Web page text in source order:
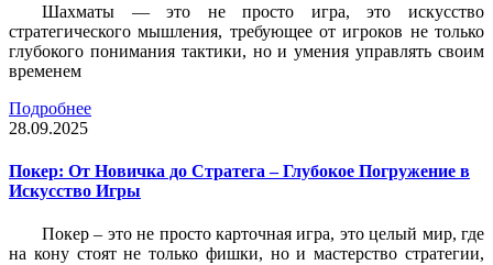
Шахматы — это не просто игра, это искусство
стратегического мышления, требующее от игроков не только
глубокого понимания тактики, но и умения управлять своим
временем
Подробнее
28.09.2025
Покер: От Новичка до Стратега – Глубокое Погружение в
Искусство Игры
Покер – это не просто карточная игра, это целый мир, где
на кону стоят не только фишки, но и мастерство стратегии,